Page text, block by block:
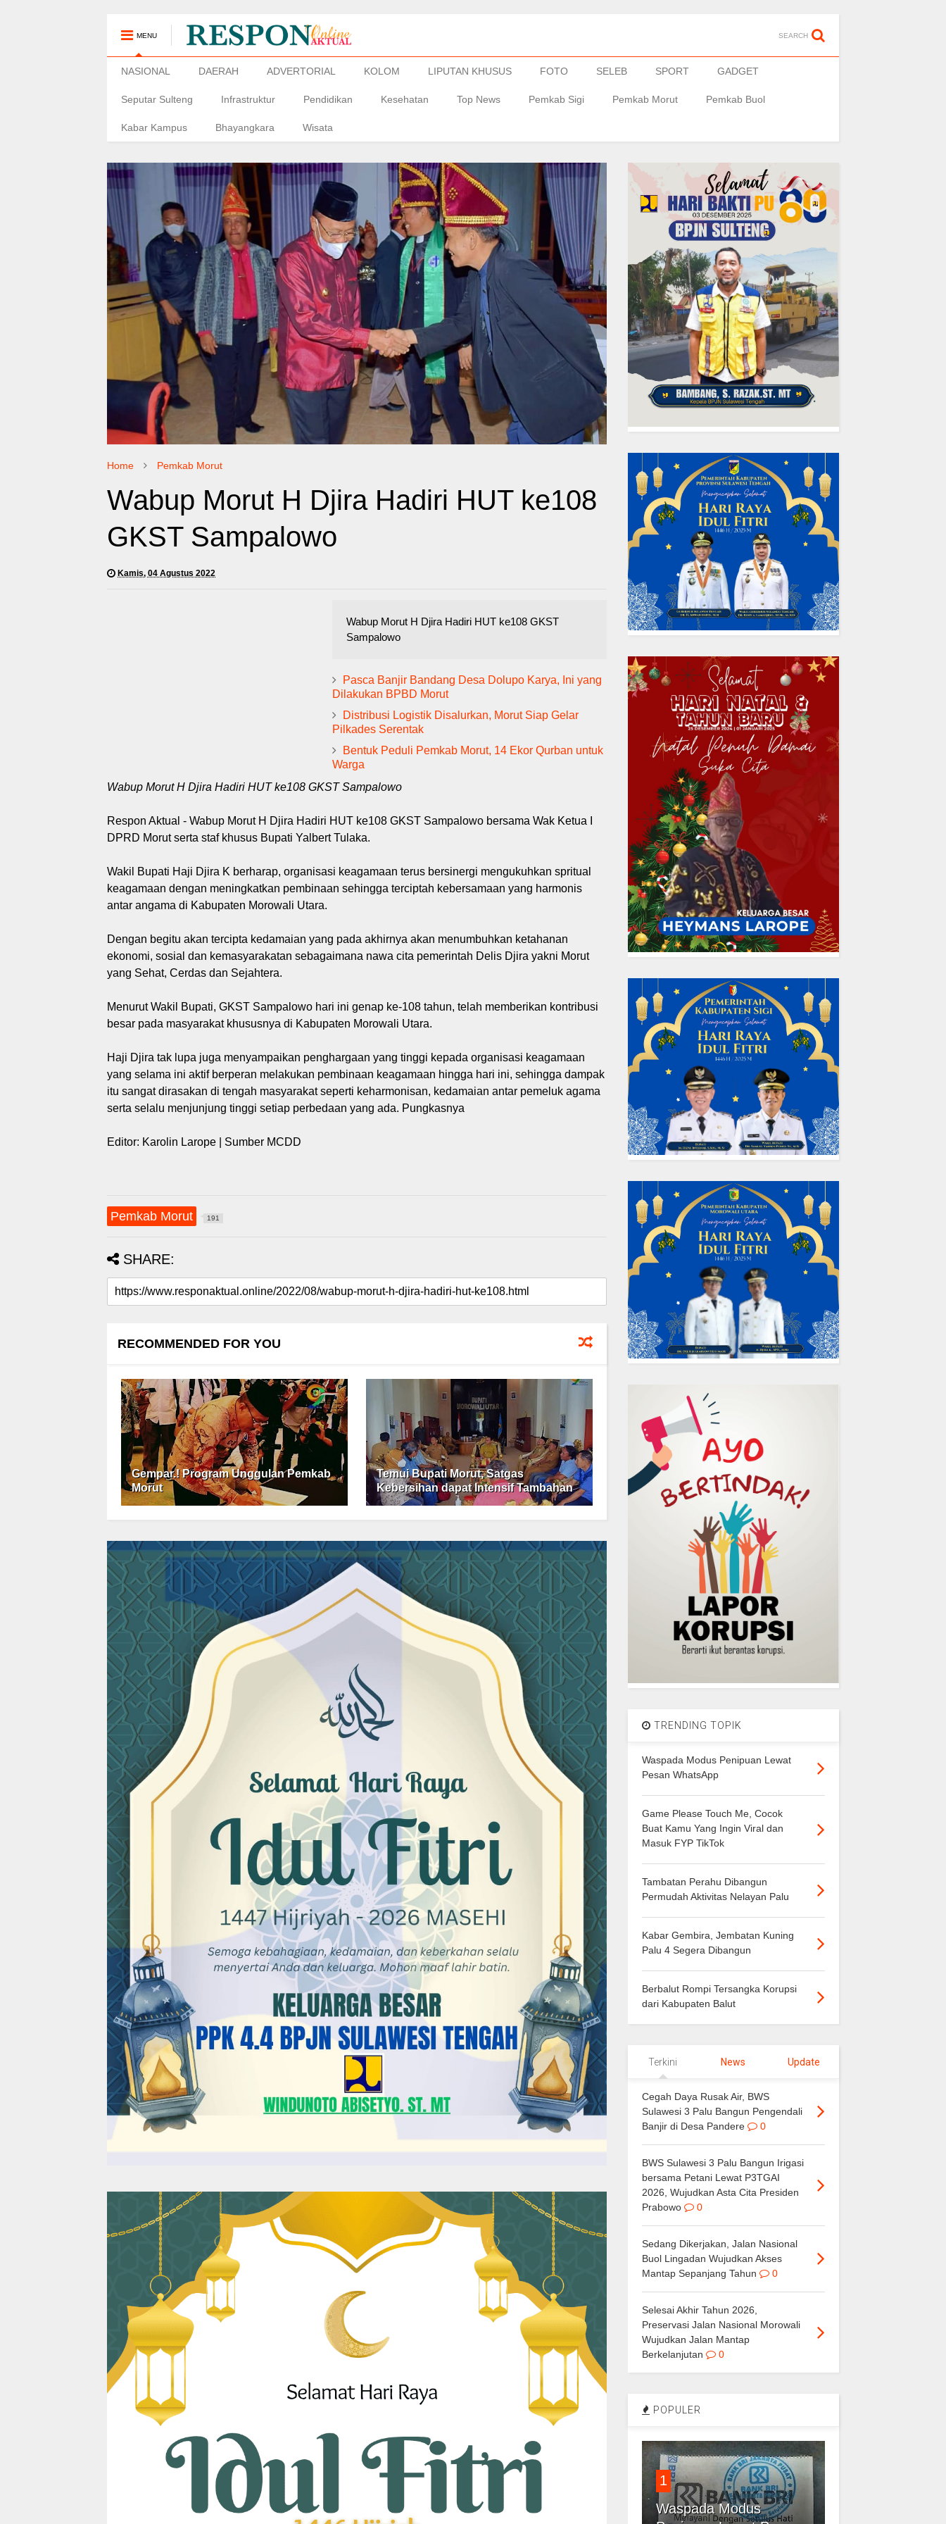
MENU SEARCH
NASIONAL DAERAH ADVERTORIAL KOLOM LIPUTAN KHUSUS FOTO SELEB SPORT GADGET
Seputar Sulteng Infrastruktur Pendidikan Kesehatan Top News Pemkab Sigi Pemkab Morut Pemkab Buol
Kabar Kampus Bhayangkara Wisata
Home Pemkab Morut
Wabup Morut H Djira Hadiri HUT ke108
GKST Sampalowo
Kamis, 04 Agustus 2022
Wabup Morut H Djira Hadiri HUT ke108 GKST
Sampalowo
Pasca Banjir Bandang Desa Dolupo Karya, Ini yang
Dilakukan BPBD Morut
Distribusi Logistik Disalurkan, Morut Siap Gelar
Pilkades Serentak
Bentuk Peduli Pemkab Morut, 14 Ekor Qurban untuk
Warga
Wabup Morut H Djira Hadiri HUT ke108 GKST Sampalowo
Respon Aktual - Wabup Morut H Djira Hadiri HUT ke108 GKST Sampalowo bersama Wak Ketua I
DPRD Morut serta staf khusus Bupati Yalbert Tulaka.
Wakil Bupati Haji Djira K berharap, organisasi keagamaan terus bersinergi mengukuhkan spritual
keagamaan dengan meningkatkan pembinaan sehingga terciptah kebersamaan yang harmonis
antar angama di Kabupaten Morowali Utara.
Dengan begitu akan tercipta kedamaian yang pada akhirnya akan menumbuhkan ketahanan
ekonomi, sosial dan kemasyarakatan sebagaimana nawa cita pemerintah Delis Djira yakni Morut
yang Sehat, Cerdas dan Sejahtera.
Menurut Wakil Bupati, GKST Sampalowo hari ini genap ke-108 tahun, telah memberikan kontribusi
besar pada masyarakat khususnya di Kabupaten Morowali Utara.
Haji Djira tak lupa juga menyampaikan penghargaan yang tinggi kepada organisasi keagamaan
yang selama ini aktif berperan melakukan pembinaan keagamaan hingga hari ini, sehingga dampak
itu sangat dirasakan di tengah masyarakat seperti keharmonisan, kedamaian antar pemeluk agama
serta selalu menjunjung tinggi setiap perbedaan yang ada. Pungkasnya
Editor: Karolin Larope | Sumber MCDD
Pemkab Morut 191
SHARE:
RECOMMENDED FOR YOU
Gempar.! Program Unggulan Pemkab
Morut
Temui Bupati Morut, Satgas
Kebersihan dapat Intensif Tambahan
TRENDING TOPIK
Waspada Modus Penipuan Lewat
Pesan WhatsApp
Game Please Touch Me, Cocok
Buat Kamu Yang Ingin Viral dan
Masuk FYP TikTok
Tambatan Perahu Dibangun
Permudah Aktivitas Nelayan Palu
Kabar Gembira, Jembatan Kuning
Palu 4 Segera Dibangun
Berbalut Rompi Tersangka Korupsi
dari Kabupaten Balut
Terkini News Update
Cegah Daya Rusak Air, BWS
Sulawesi 3 Palu Bangun Pengendali
Banjir di Desa Pandere
0
BWS Sulawesi 3 Palu Bangun Irigasi
bersama Petani Lewat P3TGAI
2026, Wujudkan Asta Cita Presiden
Prabowo
0
Sedang Dikerjakan, Jalan Nasional
Buol Lingadan Wujudkan Akses
Mantap Sepanjang Tahun
0
Selesai Akhir Tahun 2026,
Preservasi Jalan Nasional Morowali
Wujudkan Jalan Mantap
Berkelanjutan
0
POPULER
1
Waspada Modus